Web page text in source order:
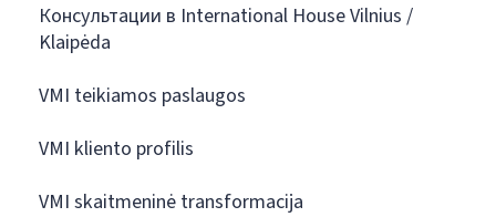
Консультации в International House Vilnius /
Klaipėda
VMI teikiamos paslaugos
VMI kliento profilis
VMI skaitmeninė transformacija